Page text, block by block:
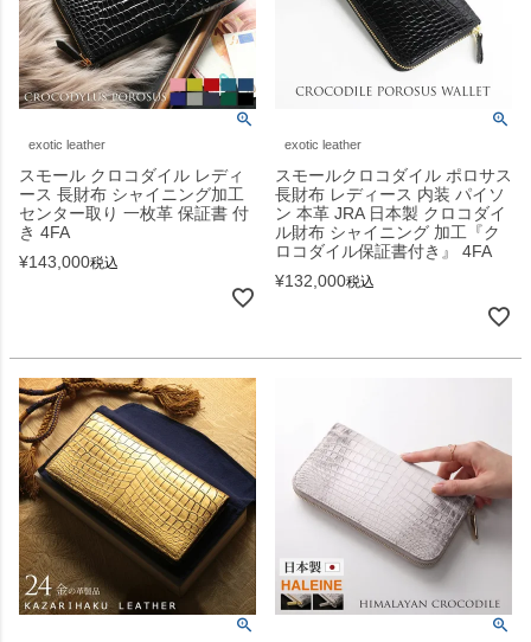
exotic leather
スモール クロコダイル レディ
ース 長財布 シャイニング加工
センター取り 一枚革 保証書 付
き 4FA
¥143,000税込
exotic leather
スモールクロコダイル ポロサス
長財布 レディース 内装 パイソ
ン 本革 JRA 日本製 クロコダイ
ル財布 シャイニング 加工『ク
ロコダイル保証書付き』 4FA
¥132,000税込